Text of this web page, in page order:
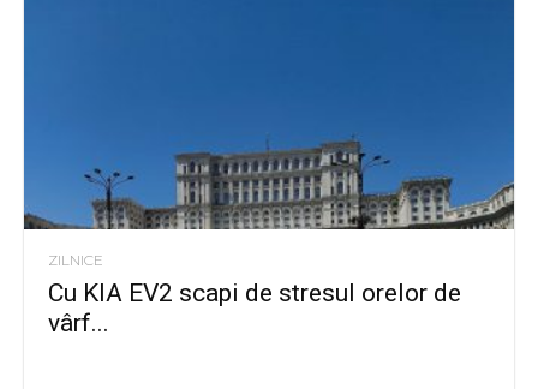
ZILNICE
Cu KIA EV2 scapi de stresul orelor de
vârf...